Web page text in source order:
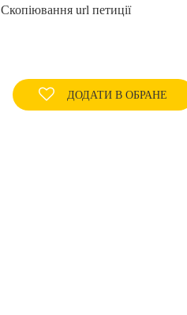
Скопіювання url петиції
ДОДАТИ В ОБРАНЕ